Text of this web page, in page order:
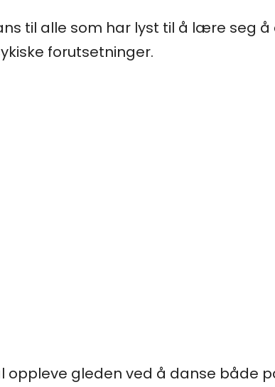
til alle som har lyst til å lære seg
forutsetninger.
gleden ved å danse både